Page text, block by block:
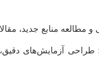
مطالعه منابع جدید،
طراحی آزمایش‌های دقیق،